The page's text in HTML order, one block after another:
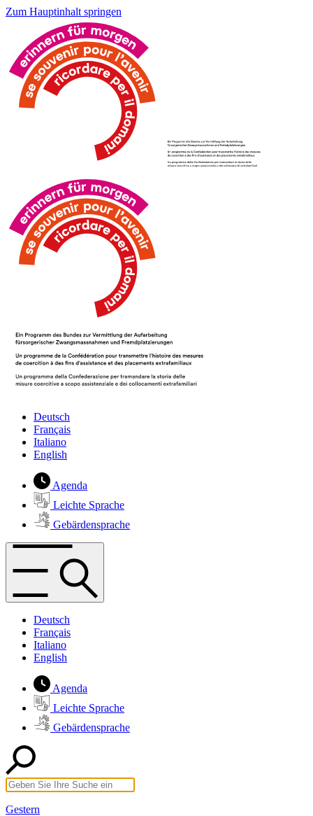
Zum Hauptinhalt springen
Deutsch
Français
Italiano
English
Agenda
Leichte Sprache
Gebärdensprache
Deutsch
Français
Italiano
English
Agenda
Leichte Sprache
Gebärdensprache
Gestern